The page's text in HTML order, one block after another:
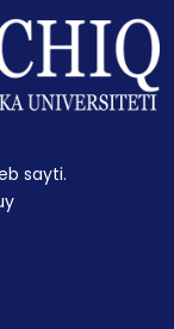
sayti.